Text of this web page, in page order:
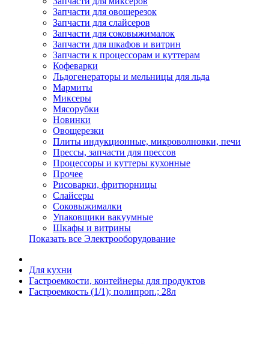
Запчасти для овощерезок
Запчасти для слайсеров
Запчасти для соковыжималок
Запчасти для шкафов и витрин
Запчасти к процессорам и куттерам
Кофеварки
Льдогенераторы и мельницы для льда
Мармиты
Миксеры
Мясорубки
Новинки
Овощерезки
Плиты индукционные, микроволновки, печи
Прессы, запчасти для прессов
Процессоры и куттеры кухонные
Прочее
Рисоварки, фритюрницы
Слайсеры
Соковыжималки
Упаковщики вакуумные
Шкафы и витрины
Показать все Электрооборудование
Для кухни
Гастроемкости, контейнеры для продуктов
Гастроемкость (1/1); полипроп.; 28л